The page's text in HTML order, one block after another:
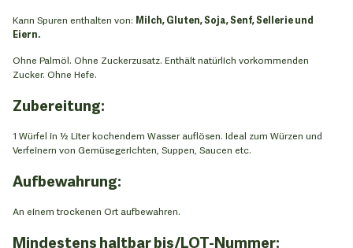
Kann Spuren enthalten von: Milch, Gluten, Soja, Senf, Sellerie und
Eiern.
Ohne Palmöl. Ohne Zuckerzusatz. Enthält natürlich vorkommenden
Zucker. Ohne Hefe.
Zubereitung:
1 Würfel in ½ Liter kochendem Wasser auflösen. Ideal zum Würzen und
Verfeinern von Gemüsegerichten, Suppen, Saucen etc.
Aufbewahrung:
An einem trockenen Ort aufbewahren.
Mindestens haltbar bis/LOT-Nummer: